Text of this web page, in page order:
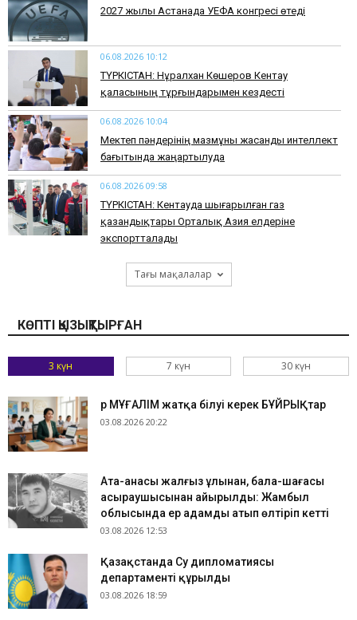
2027 жылы Астанада УЕФА конгресі өтеді
06.08.2026 10:12
ТҮРКІСТАН: Нұралхан Көшеров Кентау
қаласының тұрғындарымен кездесті
06.08.2026 10:04
Мектеп пәндерінің мазмұны жасанды интеллект
бағытында жаңартылуда
06.08.2026 09:58
ТҮРКІСТАН: Кентауда шығарылған газ
қазандықтары Орталық Азия елдеріне
экспортталады
Тағы мақалалар
КӨПТІ ҚЫЗЫҚТЫРҒАН
3 күн 7 күн 30 күн
Әр МҰҒАЛІМ жатқа білуі керек БҰЙРЫҚтар
03.08.2026 20:22
Ата-анасы жалғыз ұлынан, бала-шағасы
асыраушысынан айырылды: Жамбыл
облысында ер адамды атып өлтіріп кетті
03.08.2026 12:53
Қазақстанда Су дипломатиясы
департаменті құрылды
03.08.2026 18:59